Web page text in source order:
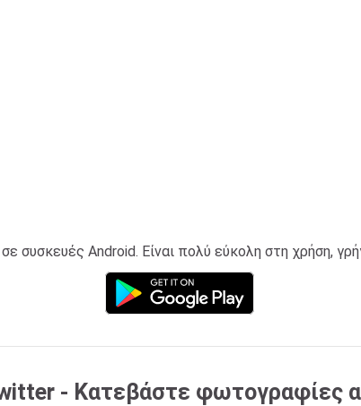
Android. Είναι πολύ εύκολη στη χρήση,
- Κατεβάστε φωτογραφίες